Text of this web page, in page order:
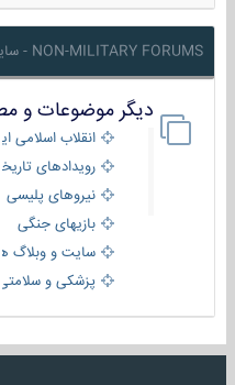
NON-MILITARY FORUMS - سایر بخشها
دیگر موضوعات و
انقلاب اسلامی ایران
رویدادهای
نیروهای پلیسی
بازیهای جنگی
سایت و وبلاگ ها
پزشکی و سلامتی